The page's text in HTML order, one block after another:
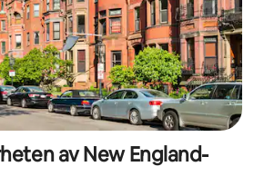
av New England-